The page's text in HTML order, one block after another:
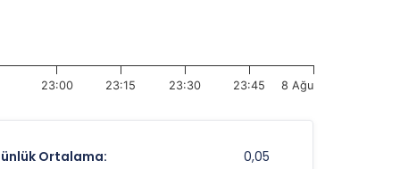
23:00 23:15 23:30 23:45 8 Ağu
Ortalama: 0,05